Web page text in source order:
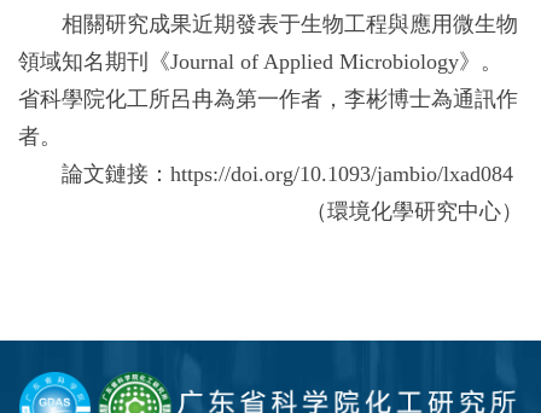
相關研究成果近期發表于生物工程與應用微生物
領域知名期刊《Journal of Applied Microbiology》。
省科學院化工所呂冉為第一作者，李彬博士為通訊作
者。
論文鏈接：https://doi.org/10.1093/jambio/lxad084
（環境化學研究中心）